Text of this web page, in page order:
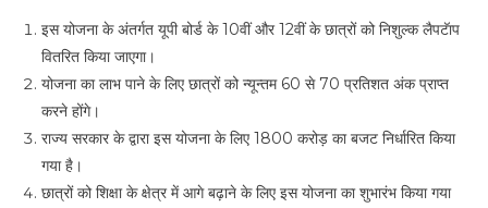
इस योजना के अंतर्गत यूपी बोर्ड के 10वीं और 12वीं के छात्रों को निशुल्क लैपटॅाप
वितरित किया जाएगा।
योजना का लाभ पाने के लिए छात्रों को न्यून्तम 60 से 70 प्रतिशत अंक प्राप्त
करने होंगे।
राज्य सरकार के द्वारा इस योजना के लिए 1800 करोड़ का बजट निर्धारित किया
गया है।
छात्रों को शिक्षा के क्षेत्र में आगे बढ़ाने के लिए इस योजना का शुभारंभ किया गया